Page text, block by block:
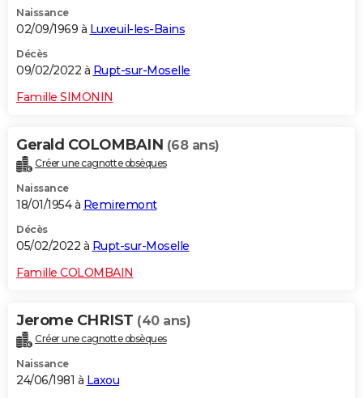
Naissance
02/09/1969 à Luxeuil-les-Bains
Décès
09/02/2022 à Rupt-sur-Moselle
Famille SIMONIN
Gerald COLOMBAIN (68 ans)
Créer une cagnotte obsèques
Naissance
18/01/1954 à Remiremont
Décès
05/02/2022 à Rupt-sur-Moselle
Famille COLOMBAIN
Jerome CHRIST (40 ans)
Créer une cagnotte obsèques
Naissance
24/06/1981 à Laxou